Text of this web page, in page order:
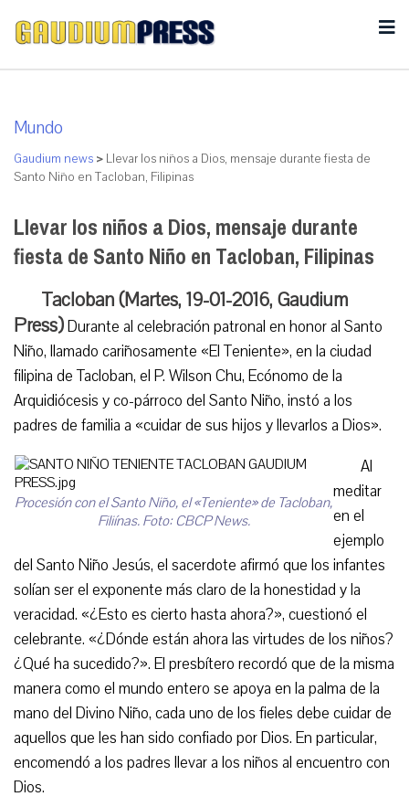
Mundo
Gaudium news > Llevar los niños a Dios, mensaje durante fiesta de
Santo Niño en Tacloban, Filipinas
Llevar los niños a Dios, mensaje durante
fiesta de Santo Niño en Tacloban, Filipinas
Tacloban (Martes, 19-01-2016, Gaudium
Press)Durante al celebración patronal en honor al Santo
Niño, llamado cariñosamente «El Teniente», en la ciudad
filipina de Tacloban, el P. Wilson Chu, Ecónomo de la
Arquidiócesis y co-párroco del Santo Niño, instó a los
padres de familia a «cuidar de sus hijos y llevarlos a Dios».
Procesión con el Santo Niño, el «Teniente» de Tacloban,
Filiínas. Foto: CBCP News.
Al
meditar
en el
ejemplo
del Santo Niño Jesús, el sacerdote afirmó que los infantes
solían ser el exponente más claro de la honestidad y la
veracidad. «¿Esto es cierto hasta ahora?», cuestionó el
celebrante. «¿Dónde están ahora las virtudes de los niños?
¿Qué ha sucedido?». El presbítero recordó que de la misma
manera como el mundo entero se apoya en la palma de la
mano del Divino Niño, cada uno de los fieles debe cuidar de
aquellos que les han sido confiado por Dios. En particular,
encomendó a los padres llevar a los niños al encuentro con
Dios.